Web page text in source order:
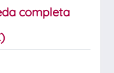
completa